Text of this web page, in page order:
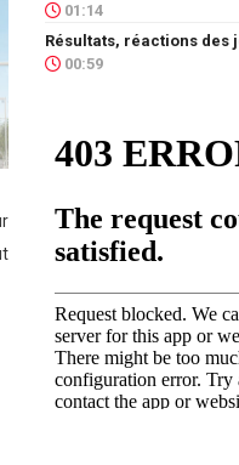
01:14
00:59